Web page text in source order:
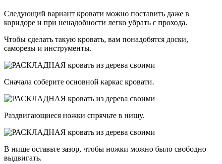
Следующий вариант кровати можно поставить даже в
коридоре и при ненадобности легко убрать с прохода.
Чтобы сделать такую кровать, вам понадобятся доски,
саморезы и инструменты.
Сначала соберите основной каркас кровати.
Раздвигающиеся ножки спрячьте в нишу.
В нише оставьте зазор, чтобы ножки можно было свободно
выдвигать.